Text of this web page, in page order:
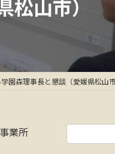
山市）
園森理事長と懇談（愛媛県松山市
業所